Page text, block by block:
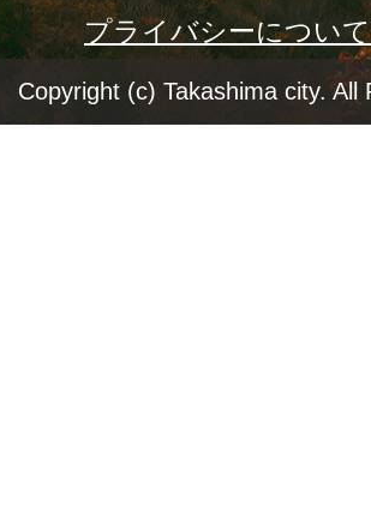
プライバシーについて
Copyright (c) Takashima city. All